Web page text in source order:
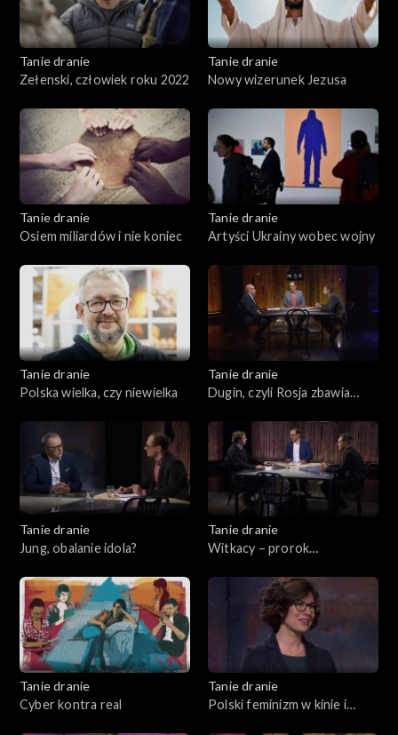
Tanie dranie
Zełenski, człowiek roku 2022
Tanie dranie
Nowy wizerunek Jezusa
Tanie dranie
Osiem miliardów i nie koniec
Tanie dranie
Artyści Ukrainy wobec wojny
Tanie dranie
Polska wielka, czy niewielka
Tanie dranie
Dugin, czyli Rosja zbawia
Tanie dranie
Jung, obalanie idola?
Tanie dranie
Witkacy – prorok
Tanie dranie
Cyber kontra real
Tanie dranie
Polski feminizm w kinie i